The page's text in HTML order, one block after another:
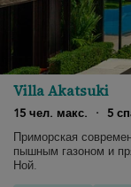
Villa Akatsuki
15 чел. макс.
· 5
Приморская
пышным газоном и
Ной.